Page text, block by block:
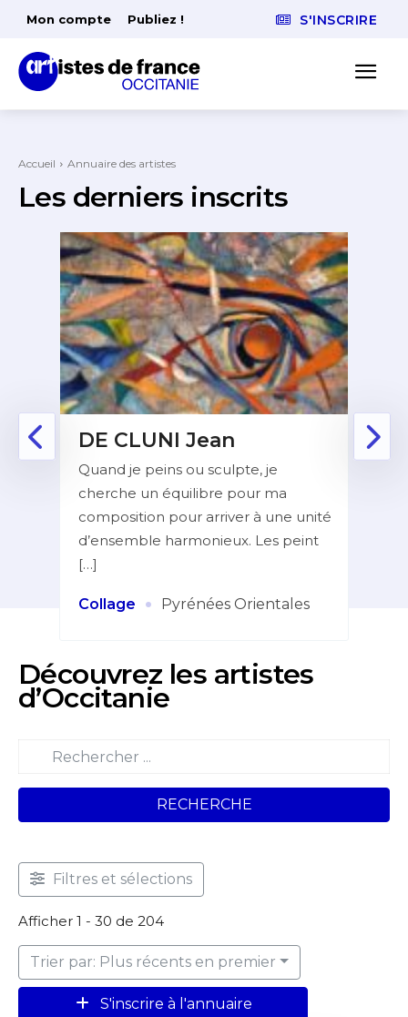
Mon compte Publiez ! S'INSCRIRE
Accueil Annuaire des artistes
Les derniers inscrits
DE CLUNI Jean
Quand je peins ou sculpte, je
cherche un équilibre pour ma
composition pour arriver à une unité
d’ensemble harmonieux. Les peint
[…]
Collage · Pyrénées Orientales
Découvrez les artistes
d’Occitanie
RECHERCHE
Filtres et sélections
Afficher 1 - 30 de 204
Trier par: Plus récents en premier
S'inscrire à l'annuaire